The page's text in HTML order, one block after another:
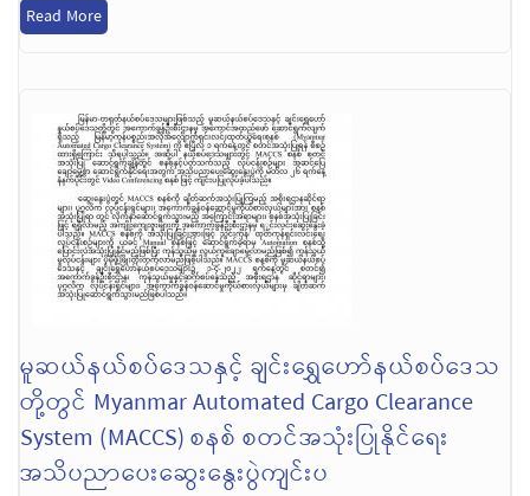
Read More
မူဆယ်နယ်စပ်ဒေသနှင့် ချင်းရွှေဟော်နယ်စပ်ဒေသ
တို့တွင် Myanmar Automated Cargo Clearance
System (MACCS) စနစ် စတင်အသုံးပြုနိုင်ရေး
အသိပညာပေးဆွေးနွေးပွဲကျင်းပ